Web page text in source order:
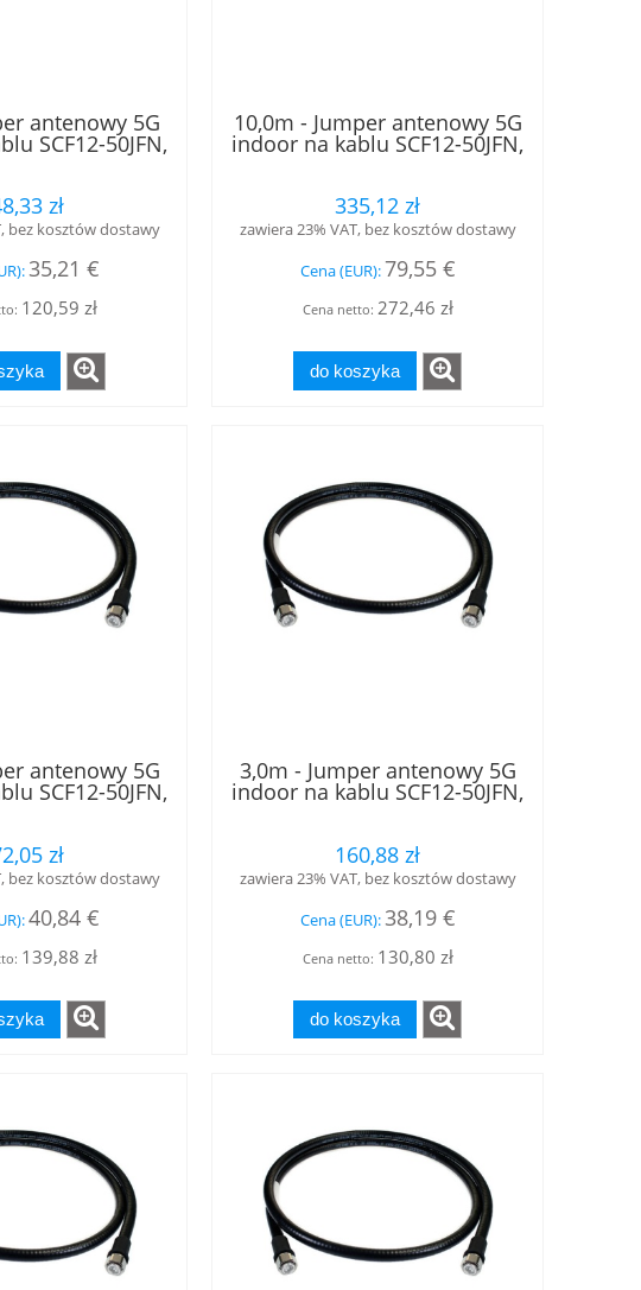
antenowy 5G
SCF12-50JFN,
złącza 4.3-10
RFS
zł
bez kosztów dostawy
35,21 €
120,59 zł
10,0m - Jumper antenowy 5G
indoor na kablu SCF12-50JFN,
w klasie B2ca, złącza 4.3-10
PIM, RFS
335,12 zł
zawiera 23% VAT, bez kosztów dostawy
Cena (EUR):79,55 €
Cena netto: 272,46 zł
do koszyka
antenowy 5G
SCF12-50JFN,
złącza 4.3-10
RFS
zł
bez kosztów dostawy
40,84 €
139,88 zł
3,0m - Jumper antenowy 5G
indoor na kablu SCF12-50JFN,
w klasie B2ca, złącza 4.3-10
PIM, RFS
160,88 zł
zawiera 23% VAT, bez kosztów dostawy
Cena (EUR):38,19 €
Cena netto: 130,80 zł
do koszyka